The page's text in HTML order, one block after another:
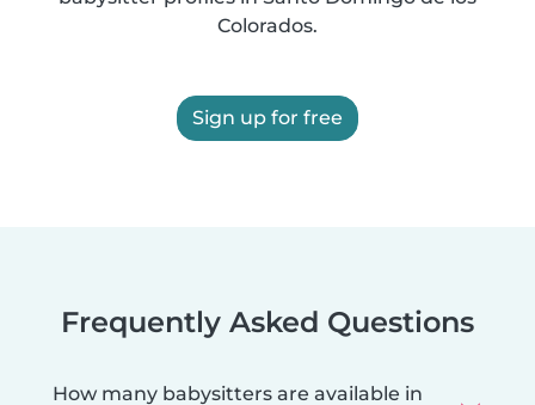
Colorados.
Sign up for free
Frequently Asked Questions
How many babysitters are available in